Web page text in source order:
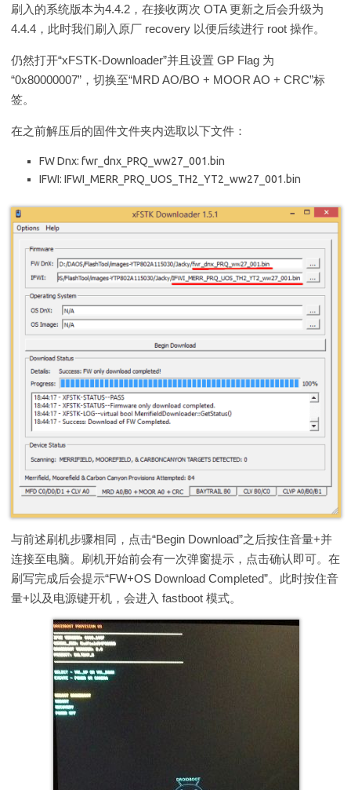
刷入的系统版本为4.4.2，在接收两次 OTA 更新之后会升级为
4.4.4，此时我们刷入原厂 recovery 以便后续进行 root 操作。
仍然打开“xFSTK-Downloader”并且设置 GP Flag 为
“0x80000007”，切换至“MRD AO/BO + MOOR AO + CRC”标
签。
在之前解压后的固件文件夹内选取以下文件：
FW Dnx: fwr_dnx_PRQ_ww27_001.bin
IFWI: IFWI_MERR_PRQ_UOS_TH2_YT2_ww27_001.bin
与前述刷机步骤相同，点击“Begin Download”之后按住音量+并
连接至电脑。刷机开始前会有一次弹窗提示，点击确认即可。在
刷写完成后会提示“FW+OS Download Completed”。此时按住音
量+以及电源键开机，会进入 fastboot 模式。